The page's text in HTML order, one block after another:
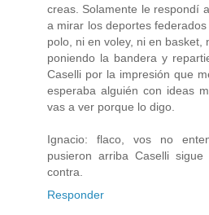
creas. Solamente le respondí
a mirar los deportes
polo, ni en voley, ni en
poniendo la bandera y
Caselli por la impresión que
esperaba alguién con ideas
vas a ver porque lo digo.
Ignacio: flaco, vos no
pusieron arriba Caselli
contra.
Responder